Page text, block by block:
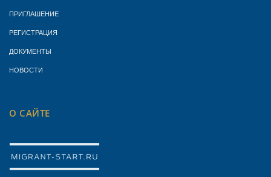
ПРИГЛАШЕНИЕ
РЕГИСТРАЦИЯ
ДОКУМЕНТЫ
НОВОСТИ
О САЙТЕ